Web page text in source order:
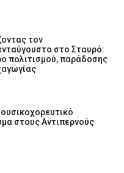
τον
στο Σταυρό:
πολιτισμού, παράδοσης
στους Αντιπερνούς